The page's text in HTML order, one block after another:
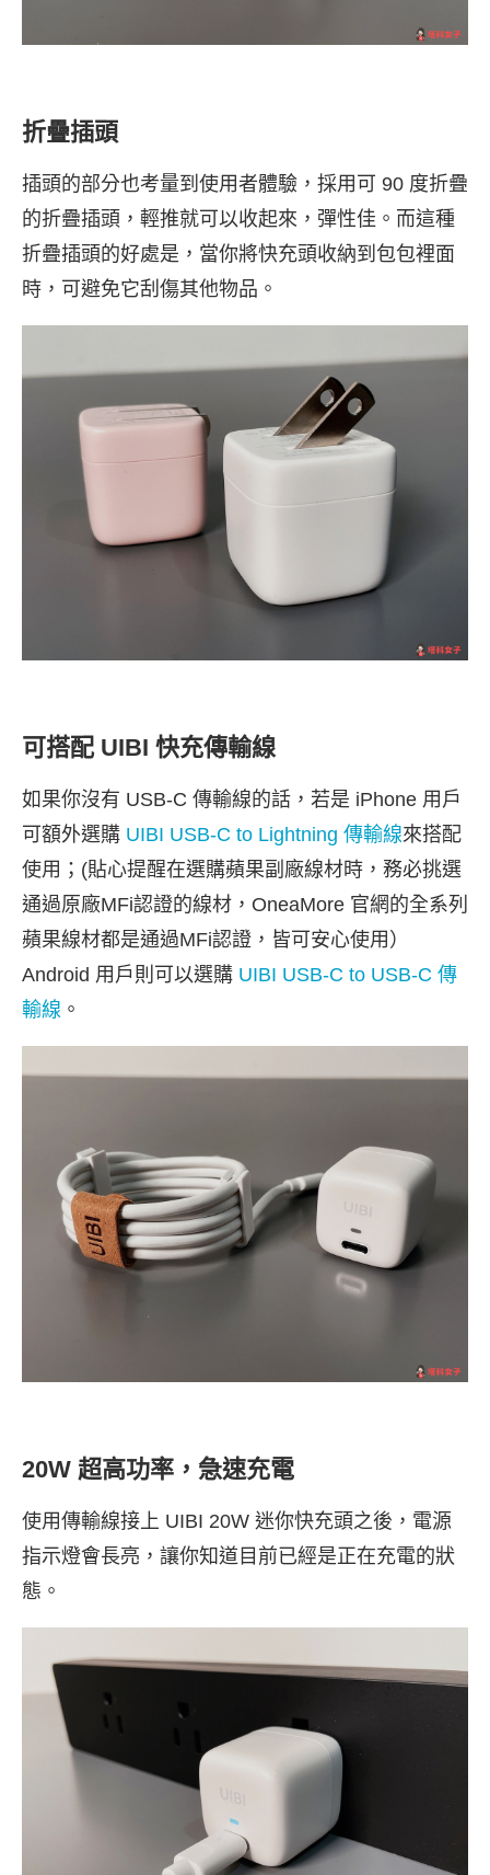
折疊插頭
插頭的部分也考量到使用者體驗，採用可 90 度折疊
的折疊插頭，輕推就可以收起來，彈性佳。而這種
折疊插頭的好處是，當你將快充頭收納到包包裡面
時，可避免它刮傷其他物品。
可搭配 UIBI 快充傳輸線
如果你沒有 USB-C 傳輸線的話，若是 iPhone 用戶
可額外選購 UIBI USB-C to Lightning 傳輸線來搭配
使用； (貼心提醒在選購蘋果副廠線材時，務必挑選
通過原廠MFi認證的線材，OneaMore 官網的全系列
蘋果線材都是通過MFi認證，皆可安心使用）
Android 用戶則可以選購 UIBI USB-C to USB-C 傳
輸線 。
20W 超高功率，急速充電
使用傳輸線接上 UIBI 20W 迷你快充頭之後，電源
指示燈會長亮，讓你知道目前已經是正在充電的狀
態。